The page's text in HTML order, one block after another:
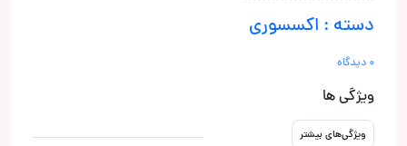
دسته : اکسسوری
0 دیدگاه
ویژگی ها
ویژگی‌های بیشتر